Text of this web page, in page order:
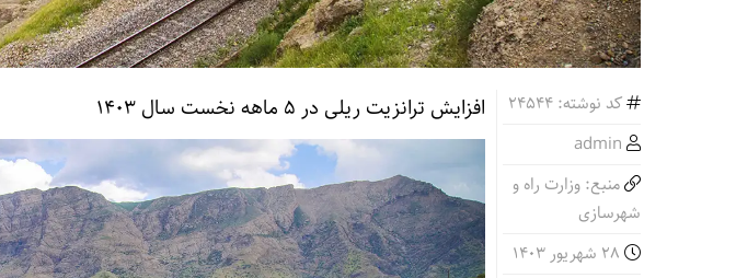
کد نوشته: 24544
admin
منبع: وزارت راه و
شهرسازی
افزایش ترانزیت ریلی در ۵ ماهه نخست سال ۱۴۰۳